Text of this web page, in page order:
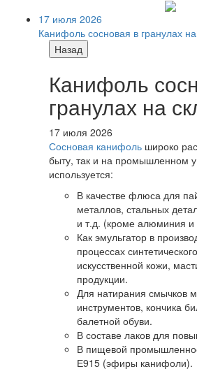
17 июля 2026
Канифоль сосновая в гранулах
Назад
Канифоль
гранулах на
17 июля 2026
Сосновая канифоль широко
быту, так и на промышленном
используется:
В качестве флюса для
металлов, стальных
и т.д. (кроме алюминия и
Как эмульгатор в
процессах
искусственной кожи,
продукции.
Для натирания смычков
инструментов, кончика
балетной обуви.
В составе лаков для
В пищевой
Е915 (эфиры канифоли).